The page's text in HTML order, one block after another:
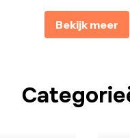
Bekijk meer